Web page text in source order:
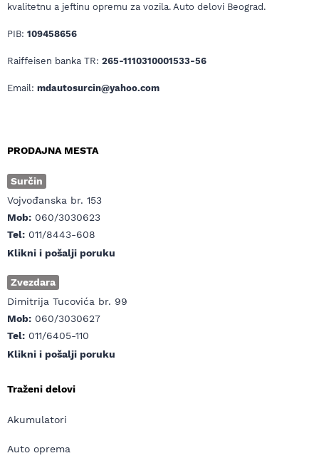
kvalitetnu a jeftinu opremu za vozila. Auto delovi Beograd.
PIB: 109458656
Raiffeisen banka TR: 265-1110310001533-56
Email: mdautosurcin@yahoo.com
PRODAJNA MESTA
Surčin
Vojvođanska br. 153
Mob: 060/3030623
Tel: 011/8443-608
Klikni i pošalji poruku
Zvezdara
Dimitrija Tucovića br. 99
Mob: 060/3030627
Tel: 011/6405-110
Klikni i pošalji poruku
Traženi delovi
Akumulatori
Auto oprema